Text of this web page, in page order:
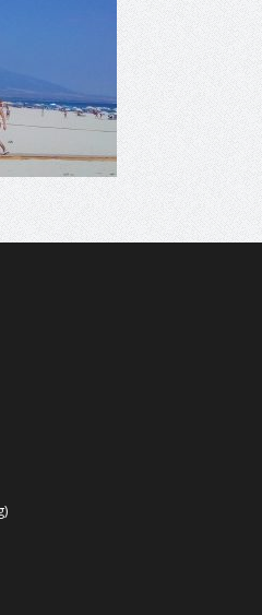
στον δεύτερο γύρο του
στον Κατάλογο Παγκόσμιας
– Ομόφωνη η απόφαση Ο
φυσικό και πολιτιστικό
αξίας για την
ΔΡΑΣΕΙΣ ΓΙΑ ΠΑΙΔΙΑ